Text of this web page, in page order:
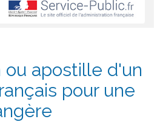
ou apostille d'un
pour une